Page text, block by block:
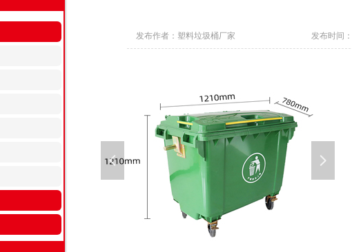
发布作者： 塑料垃圾桶厂家 发布时间：
넳 넲